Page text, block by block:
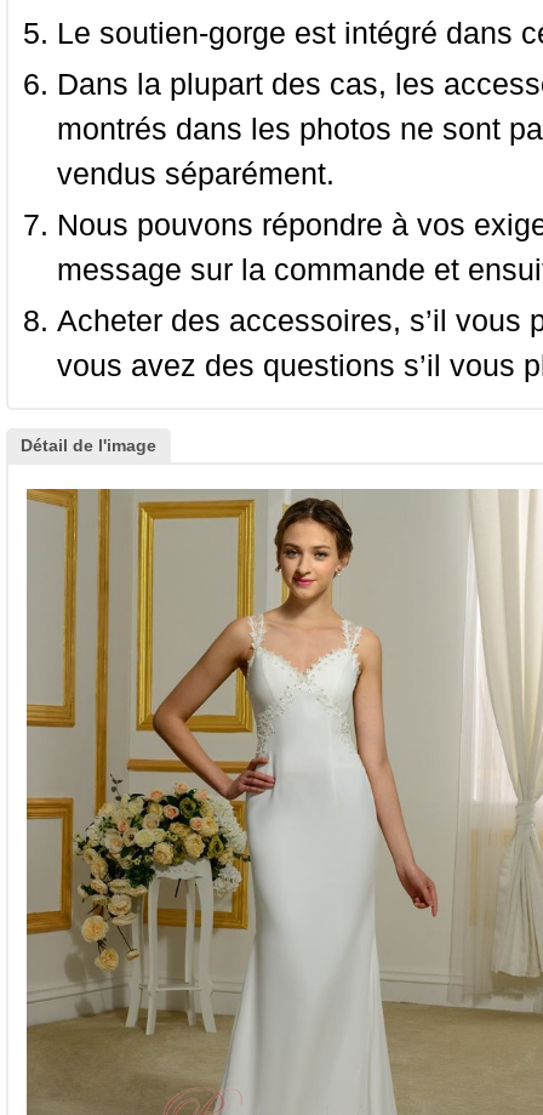
Le soutien-gorge est intégré dans
Dans la plupart des cas, les
montrés dans les photos ne sont
vendus séparément.
Nous pouvons répondre à vos
message sur la commande et
Acheter des accessoires, s’il
vous avez des questions s’il vous
Détail de l'image